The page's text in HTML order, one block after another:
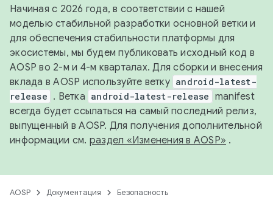
Начиная с 2026 года, в соответствии с нашей
моделью стабильной разработки основной ветки и
для обеспечения стабильности платформы для
экосистемы, мы будем публиковать исходный код в
AOSP во 2-м и 4-м кварталах. Для сборки и внесения
вклада в AOSP используйте ветку android-latest-
release . Ветка android-latest-release manifest
всегда будет ссылаться на самый последний релиз,
выпущенный в AOSP. Для получения дополнительной
информации см. раздел «Изменения в AOSP» .
AOSP Документация Безопасность